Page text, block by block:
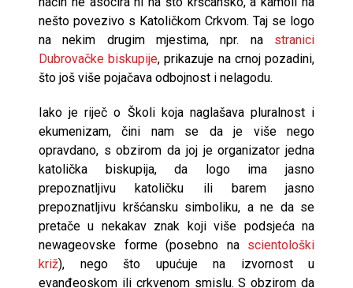
nešto povezivo s Katoličkom Crkvom. Taj se logo
na nekim drugim mjestima, npr. na stranici
Dubrovačke biskupije, prikazuje na crnoj pozadini,
što još više pojačava odbojnost i nelagodu.
Iako je riječ o Školi koja naglašava pluralnost i
ekumenizam, čini nam se da je više nego
opravdano, s obzirom da joj je organizator jedna
katolička biskupija, da logo ima jasno
prepoznatljivu katoličku ili barem jasno
prepoznatljivu kršćansku simboliku, a ne da se
pretače u nekakav znak koji više podsjeća na
newageovske forme (posebno na scientološki
križ), nego što upućuje na izvornost u
evanđeoskom ili crkvenom smislu. S obzirom da